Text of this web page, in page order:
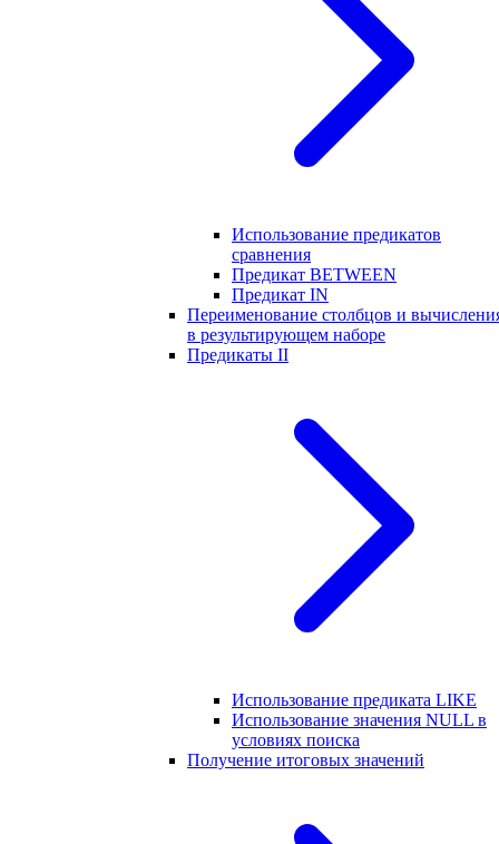
Использование предикатов
сравнения
Предикат BETWEEN
Предикат IN
Переименование столбцов и
в результирующем наборе
Предикаты II
Использование предиката LIKE
Использование значения NULL в
условиях поиска
Получение итоговых значений